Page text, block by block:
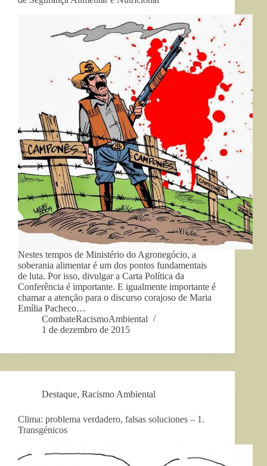
Nestes tempos de Ministério do Agronegócio, a
soberania alimentar é um dos pontos fundamentais
de luta. Por isso, divulgar a Carta Política da
Conferência é importante. E igualmente importante é
chamar a atenção para o discurso corajoso de Maria
Emília Pacheco…
CombateRacismoAmbiental
1 de dezembro de 2015
Destaque, Racismo Ambiental
Clima: problema verdadero, falsas soluciones – 1.
Transgénicos